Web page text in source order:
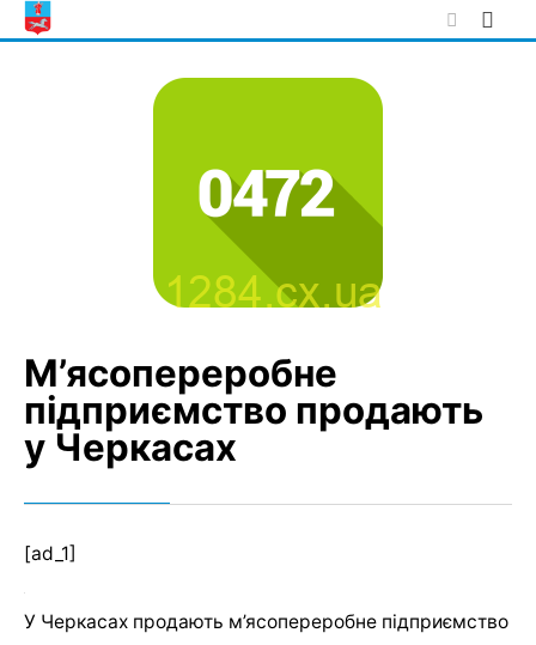
Skip
to
М’ясопереробне
підприємство продають
у Черкасах
[ad_1]
У Черкасах продають м’ясопереробне підприємство